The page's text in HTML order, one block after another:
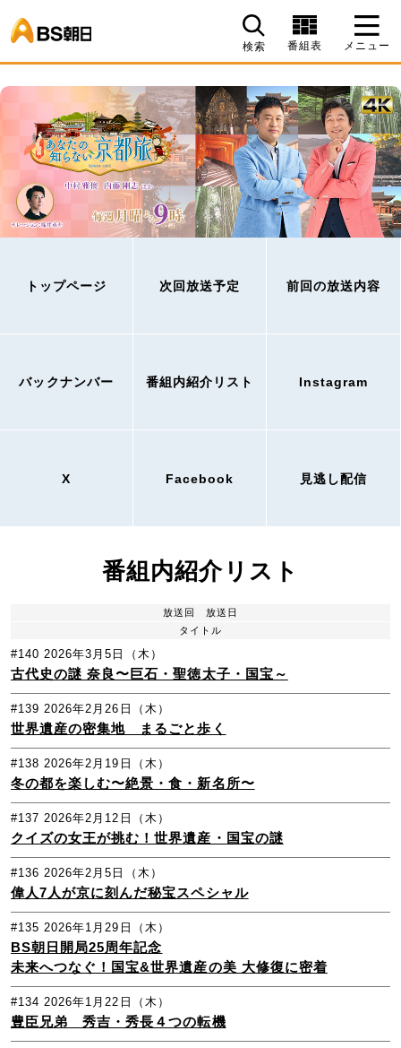
検索 番組表 メニュー
トップページ 次回放送予定 前回の放送内容
バックナンバー 番組内紹介リスト Instagram
X Facebook 見逃し配信
番組内紹介リスト
放送回
放送日
タイトル
#140 2026年3月5日（木）
古代史の謎 奈良〜巨石・聖徳太子・国宝～
#139 2026年2月26日（木）
世界遺産の密集地 まるごと歩く
#138 2026年2月19日（木）
冬の都を楽しむ〜絶景・食・新名所〜
#137 2026年2月12日（木）
クイズの女王が挑む！世界遺産・国宝の謎
#136 2026年2月5日（木）
偉人7人が京に刻んだ秘宝スペシャル
#135 2026年1月29日（木）
BS朝日開局25周年記念
未来へつなぐ！国宝&世界遺産の美 大修復に密着
#134 2026年1月22日（木）
豊臣兄弟 秀吉・秀長４つの転機